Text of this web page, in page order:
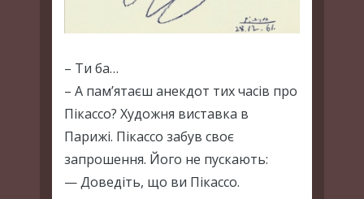
– Ти ба…
– А пам’ятаєш анекдот тих часів про
Пікассо? Художня виставка в
Парижі. Пікассо забув своє
запрошення. Його не пускають:
— Доведіть, що ви Пікассо.